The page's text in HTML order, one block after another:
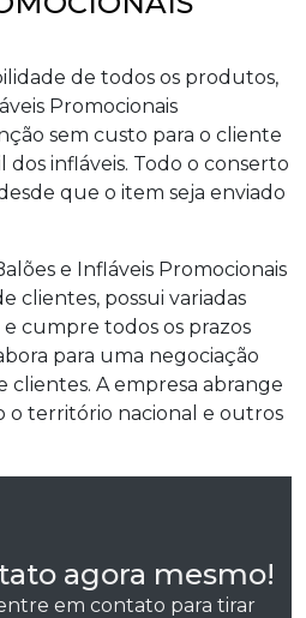
de todos os produtos,
Promocionais
sem custo para o cliente
infláveis. Todo o conserto
que o item seja enviado
e Infláveis Promocionais
clientes, possui variadas
cumpre todos os prazos
para uma negociação
clientes. A empresa abrange
o território nacional e outros
agora mesmo!
em contato para tirar